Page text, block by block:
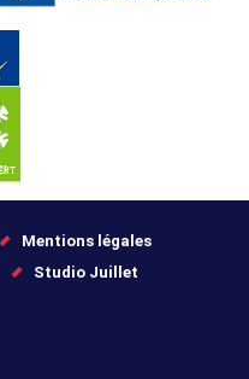
Mentions légales
Studio Juillet